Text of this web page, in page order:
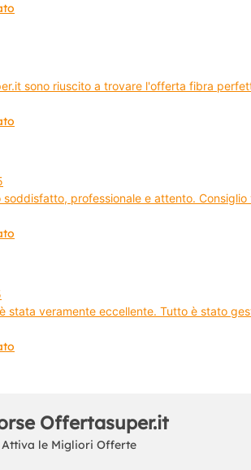
sono riuscito a trovare l'offerta fibra
soddisfatto, professionale e attento.
stata veramente eccellente. Tutto è stato
Offertasuper.it
Attiva le Migliori Offerte